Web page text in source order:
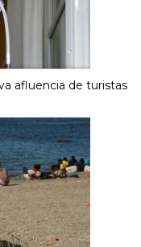
afluencia de turistas